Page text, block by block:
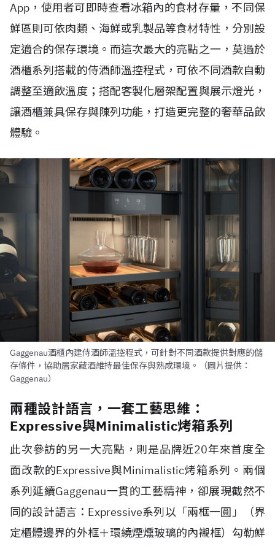
App，使用者可即時查看冰箱內的食材存量，不同保
鮮區則可依肉類、海鮮或乳製品等食材特性，分別設
定適合的保存環境。而這次最大的亮點之一，莫過於
酒櫃系列搭載的侍酒師溫控程式，可依不同酒款自動
調整至適飲溫度；搭配客製化層架配置與展示燈光，
讓酒櫃兼具保存與陳列功能，打造更完整的奢華品飲
體驗。
Gaggenau酒櫃內建侍酒師溫控程式，可針對不同酒款提供對應的儲
存條件，協助居家藏酒維持最佳保存與熟成環境。（圖片提供：
Gaggenau）
兩種設計語言，一套工藝思維：
Expressive與Minimalistic烤箱系列
此次參訪的另一大亮點，則是品牌近20年來首度全
面改款的Expressive與Minimalistic烤箱系列。兩個
系列延續Gaggenau一貫的工藝精神，卻展現截然不
同的設計語言：Expressive系列以「兩框一圓」（界
定櫃體邊界的外框＋環繞煙燻玻璃的內襯框）勾勒鮮